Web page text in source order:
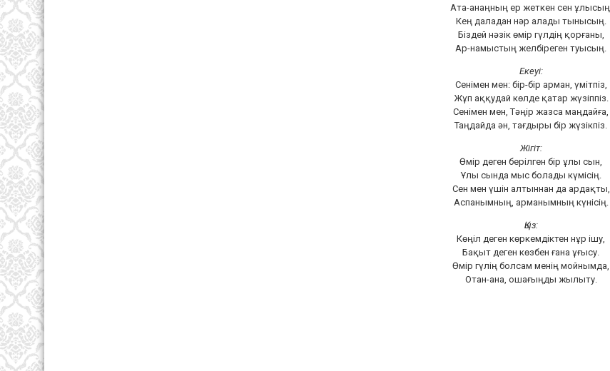
Ата-анаңның ер жеткен сен ұлысың,
Кең даладан нәр алады тынысың.
Біздей нәзік өмір гүлдің қорғаны,
Ар-намыстың желбіреген туысың.
Екеуі:
Сенімен мен: бір-бір арман, үмітпіз,
Жұп аққудай көлде қатар жүзіппіз.
Сенімен мен, Тәңір жазса маңдайға,
Таңдайда ән, тағдыры бір жүзікпіз.
Жігіт:
Өмір деген берілген бір ұлы сын,
Ұлы сында мыс болады күмісің.
Сен мен үшін алтыннан да ардақты,
Аспанымның, арманымның күнісің.
Қыз:
Көңіл деген көркемдіктен нұр ішу,
Бақыт деген көзбен ғана ұғысу.
Өмір гүлің болсам менің мойнымда,
Отан-ана, ошағыңды жылыту.